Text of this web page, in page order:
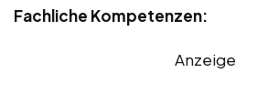
Fachliche Kompetenzen:
Anzeige